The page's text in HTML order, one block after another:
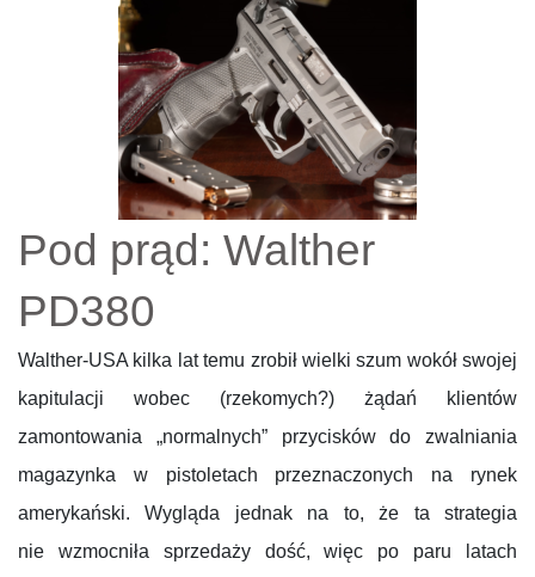
Pod prąd: Walther
PD380
Walther-USA kilka lat temu zrobił wielki szum wokół swojej
kapitulacji wobec (rzekomych?) żądań klientów
zamontowania „normalnych” przycisków do zwalniania
magazynka w pistoletach przeznaczonych na rynek
amerykański. Wygląda jednak na to, że ta strategia
nie wzmocniła sprzedaży dość, więc po paru latach